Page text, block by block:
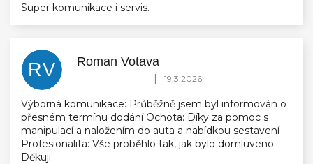
Super komunikace i servis.
RV Roman Votava
Hodnocení obchodu je 5 z 5 hvězdiček.
| 19.3.2026
Výborná komunikace: Průběžně jsem byl informován o
přesném termínu dodání Ochota: Díky za pomoc s
manipulací a naložením do auta a nabídkou sestavení
Profesionalita: Vše proběhlo tak, jak bylo domluveno.
Děkuji